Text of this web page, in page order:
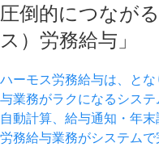
圧倒的につなが
ス）労務給与」
ハーモス労務給与は、と
与業務がラクになるシス
自動計算、給与通知・年
労務給与業務がシステム